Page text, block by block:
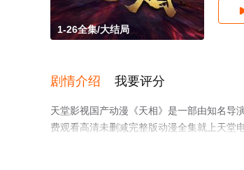
1-26全集/大结局
剧情介绍 我要评分
天堂影视国产动漫《天相》是一部由知名导
费观看高清未删减完整版动漫全集就上天堂